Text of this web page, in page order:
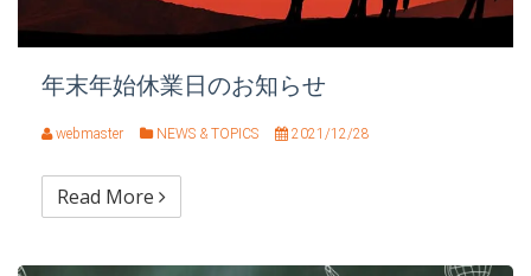
年末年始休業日のお知らせ
webmaster NEWS & TOPICS 2021/12/28
Read More